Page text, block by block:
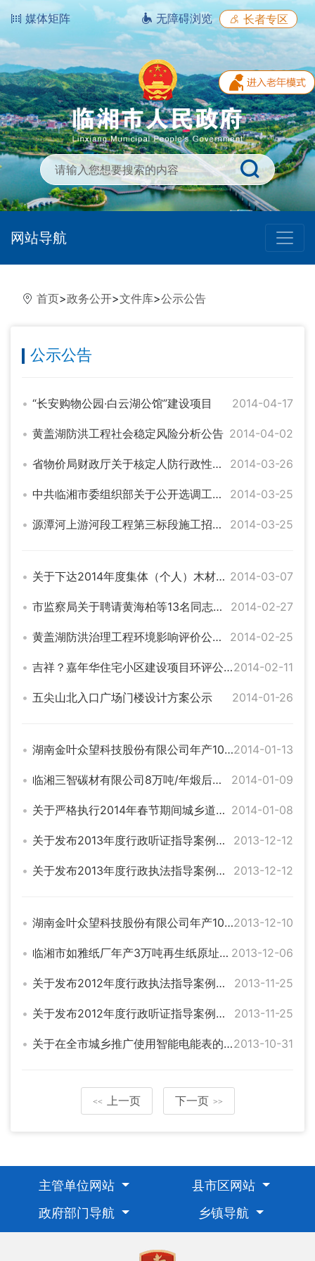
媒体矩阵 无障碍浏览 长者专区
网站导航
首页>政务公开>文件库>公示公告
公示公告
“长安购物公园·白云湖公馆”建设项目 2014-04-17
黄盖湖防洪工程社会稳定风险分析公告 2014-04-02
省物价局财政厅关于核定人防行政性收费标准的通知 2014-03-26
中共临湘市委组织部关于公开选调工作人员的公告 2014-03-25
源潭河上游河段工程第三标段施工招标公告 2014-03-25
关于下达2014年度集体（个人）木材生产计划及认真做好森林采伐管理工作的通知 2014-03-07
市监察局关于聘请黄海柏等13名同志为临湘市特邀监察员的通知 2014-02-27
黄盖湖防洪治理工程环境影响评价公众参与第一次信息公告 2014-02-25
吉祥？嘉年华住宅小区建设项目环评公示（第二次）2014-02-11
五尖山北入口广场门楼设计方案公示 2014-01-26
湖南金叶众望科技股份有限公司年产100万吨经济作物专用肥项目环境影响评价第二次公示2014-01-13
临湘三智碳材有限公司8万吨/年煅后焦及余热利用建设项目环境影响评价第二次网上公示 2014-01-09
关于严格执行2014年春节期间城乡道路客运价格的提醒告诫函 2014-01-08
关于发布2013年度行政听证指导案例的公告 2013-12-12
关于发布2013年度行政执法指导案例的公告 2013-12-12
湖南金叶众望科技股份有限公司年产100万吨经济作物专用肥迁建项目环境影响评价第一次公示2013-12-10
临湘市如雅纸厂年产3万吨再生纸原址技改项目环境影响评价第二次公示 2013-12-06
关于发布2012年度行政执法指导案例的公告 2013-11-25
关于发布2012年度行政听证指导案例的公告 2013-11-25
关于在全市城乡推广使用智能电能表的公告2013-10-31
<< 上一页 下一页 >>
主管单位网站
县市区网站
政府部门导航
乡镇导航